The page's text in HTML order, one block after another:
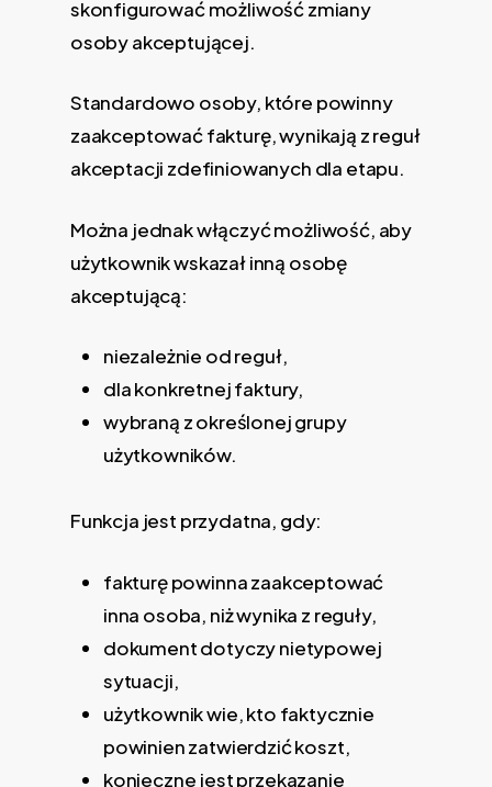
skonfigurować możliwość zmiany
osoby akceptującej.
Standardowo osoby, które powinny
zaakceptować fakturę, wynikają z reguł
akceptacji zdefiniowanych dla etapu.
Można jednak włączyć możliwość, aby
użytkownik wskazał inną osobę
akceptującą:
niezależnie od reguł,
dla konkretnej faktury,
wybraną z określonej grupy
użytkowników.
Funkcja jest przydatna, gdy:
fakturę powinna zaakceptować
inna osoba, niż wynika z reguły,
dokument dotyczy nietypowej
sytuacji,
użytkownik wie, kto faktycznie
powinien zatwierdzić koszt,
konieczne jest przekazanie